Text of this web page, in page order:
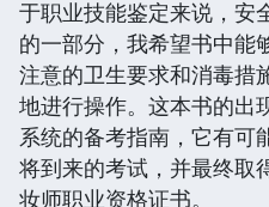
于职业技能鉴定来说，安
的一部分，我希望书中能
注意的卫生要求和消毒措
地进行操作。这本书的出
系统的备考指南，它有可
将到来的考试，并最终取
妆师职业资格证书。